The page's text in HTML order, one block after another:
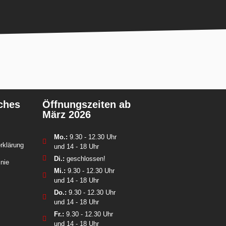
Öffnungszeiten ab
März 2026
Mo.: 9.30 - 12.30 Uhr
und 14 - 18 Uhr
Di.: geschlossen!
Mi.: 9.30 - 12.30 Uhr
und 14 - 18 Uhr
Do.: 9.30 - 12.30 Uhr
und 14 - 18 Uhr
Fr.: 9.30 - 12.30 Uhr
und 14 - 18 Uhr